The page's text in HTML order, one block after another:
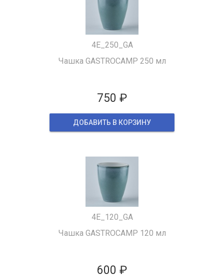
4Е_250_GA
Чашка GASTROCAMP 250 мл
750 ₽
ДОБАВИТЬ В КОРЗИНУ
4Е_120_GA
Чашка GASTROCAMP 120 мл
600 ₽